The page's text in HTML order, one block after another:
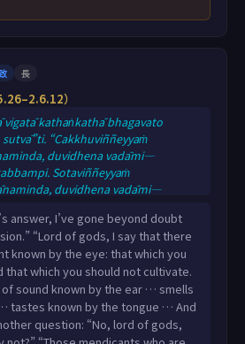
長
）
kathaṅkathā bhagavato
“Cakkhuviññeyyaṁ
duvidhena vadāmi—
Sotaviññeyyaṁ
duvidhena vadāmi—
rasampāhaṁ,
vadāmi— Itiha sakko
bhāsitaṁ abhinanditvā
uttari pañhaṁ apucchi: “Na
samaṇabrāhmaṇā accantaniṭṭhā
answer, I’ve gone beyond doubt
“Lord of gods, I say that there
known by the eye: that which you
that which you should not cultivate.
sound known by the ear … smells
tastes known by the tongue … And
question: “No, lord of gods,